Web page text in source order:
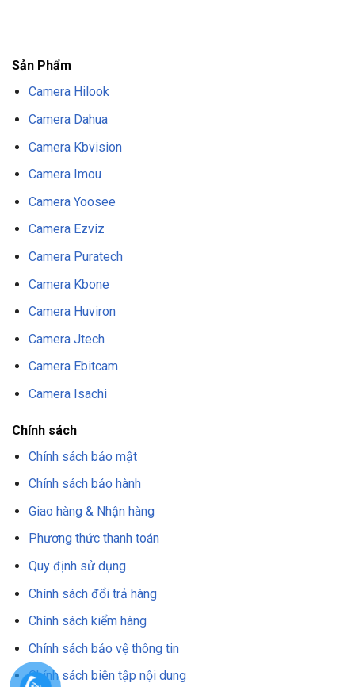
Sản Phẩm
Camera Hilook
Camera Dahua
Camera Kbvision
Camera Imou
Camera Yoosee
Camera Ezviz
Camera Puratech
Camera Kbone
Camera Huviron
Camera Jtech
Camera Ebitcam
Camera Isachi
Chính sách
Chính sách bảo mật
Chính sách bảo hành
Giao hàng & Nhận hàng
Phương thức thanh toán
Quy định sử dụng
Chính sách đổi trả hàng
Chính sách kiểm hàng
Chính sách bảo vệ thông tin
Chính sách biên tập nội dung